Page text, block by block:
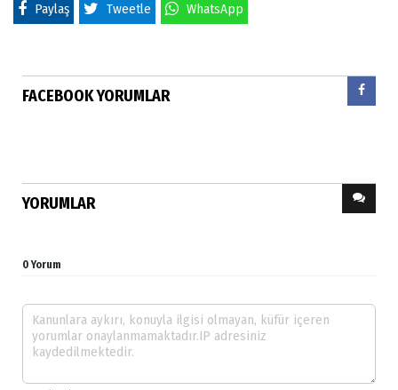
Paylaş Tweetle WhatsApp
FACEBOOK YORUMLAR
YORUMLAR
0 Yorum